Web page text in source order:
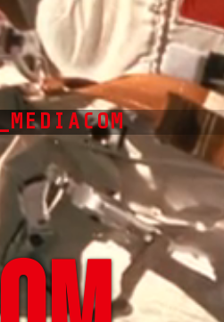
█